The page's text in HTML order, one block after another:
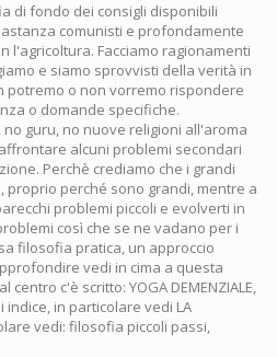
di fondo dei consigli disponibili
comunisti e profondamente
l'agricoltura. Facciamo ragionamenti
e siamo sprovvisti della verità in
potremo o non vorremo rispondere
o domande specifiche.
guru, no nuove religioni all'aroma
alcuni problemi secondari
Perchè crediamo che i grandi
perché sono grandi, mentre a
problemi piccoli e evolverti in
così che se ne vadano per i
filosofia pratica, un approccio
vedi in cima a questa
c'è scritto: YOGA DEMENZIALE,
indice, in particolare vedi LA
vedi: filosofia piccoli passi,